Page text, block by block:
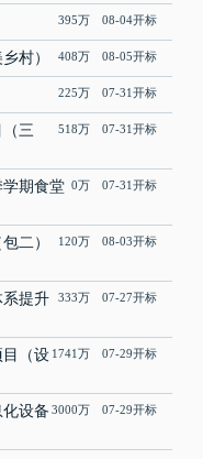
395万 08-04开标
村） 408万 08-05开标
225万 07-31开标
三
518万 07-31开标
学期食堂 0万 07-31开标
二）
120万 08-03开标
提升
333万 07-27开标
（设 1741万 07-29开标
设备 3000万 07-29开标